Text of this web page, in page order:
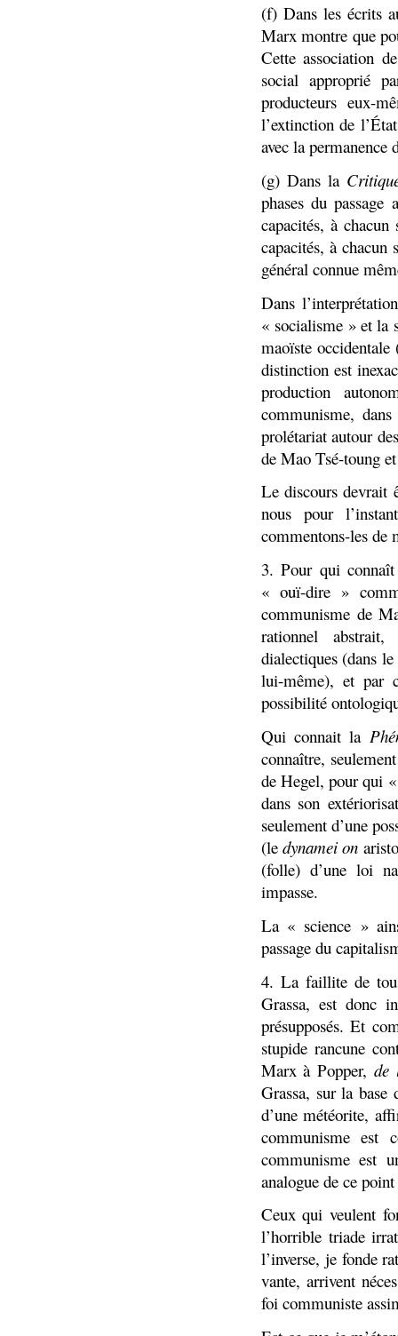
(f) Dans les écrits
Marx montre que
Cette association
social approprié
producteurs eux-
l’extinction de
avec la permanence
(g) Dans la
phases du
capacités, à
capacités, à chacun
général connue
Dans
« socialisme » et la
maoïste
distinction est
production
communisme,
prolétariat autour
de Mao Tsé-toung
Le discours devrait
nous pour
commentons-les de
3. Pour qui
« ouï-dire »
communisme de
rationnel
dialectiques (dans
lui-même), et par
possibilité
Qui connait la
connaître,
de Hegel, pour qui
dans son
seulement d’une
(ledynamei on
(folle) d’une loi
impasse.
La « science »
passage du
4. La faillite de
Grassa, est donc
présupposés. Et
stupide rancune
Marx à Popper,de
Grassa, sur la
d’une météorite,
communisme
communisme est
analogue de ce
Ceux qui veulent
l’horrible triade
l’inverse, je fonde
vante, arrivent
foi communiste